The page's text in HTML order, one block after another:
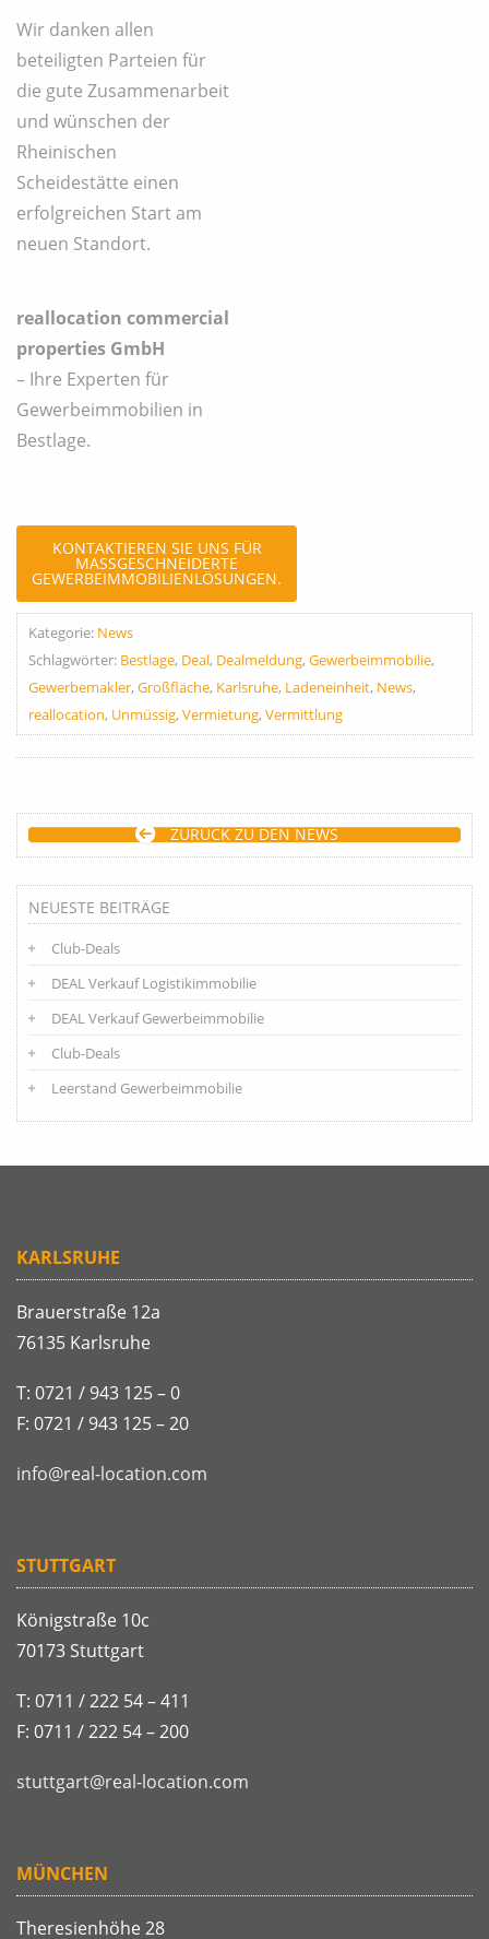
Wir danken allen
beteiligten Parteien für
die gute Zusammenarbeit
und wünschen der
Rheinischen
Scheidestätte einen
erfolgreichen Start am
neuen Standort.
reallocation commercial
properties GmbH
– Ihre Experten für
Gewerbeimmobilien in
Bestlage.
KONTAKTIEREN SIE UNS FÜR
MASSGESCHNEIDERTE G
EWERBEIMMOBILIENLÖSUNGEN.
Kategorie: News
Schlagwörter: Bestlage, Deal, Dealmeldung, Gewerbeimmobilie,
Gewerbemakler, Großfläche, Karlsruhe, Ladeneinheit, News,
reallocation, Unmüssig, Vermietung, Vermittlung
ZURÜCK ZU DEN NEWS
NEUESTE BEITRÄGE
Club-Deals
DEAL Verkauf Logistikimmobilie
DEAL Verkauf Gewerbeimmobilie
Club-Deals
Leerstand Gewerbeimmobilie
KARLSRUHE
Brauerstraße 12a
76135 Karlsruhe
T: 0721 / 943 125 – 0
F: 0721 / 943 125 – 20
info@real-location.com
STUTTGART
Königstraße 10c
70173 Stuttgart
T: 0711 / 222 54 – 411
F: 0711 / 222 54 – 200
stuttgart@real-location.com
MÜNCHEN
Theresienhöhe 28